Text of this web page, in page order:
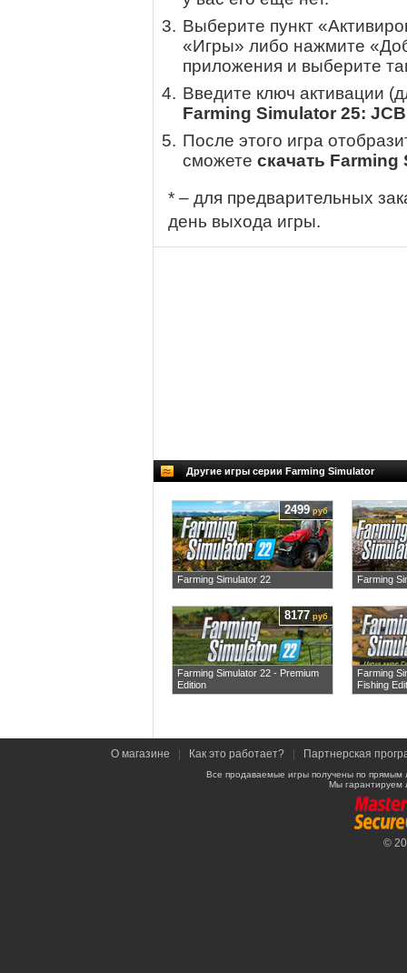
Выберите пункт
«Игры» либо нажмите
приложения и выберите
Введите ключ активации
Farming Simulator 25:
После этого игра
сможете скачать Farming
* – для предварительных
день выхода игры.
Другие игры серии Farming Simulator
Farming Simulator 22
2499руб
Farming
Farming Simulator 22 - Premium
Edition
8177 руб
Farming
Fishing
О магазине Как это работает? Партнерская
Все продаваемые игры получены по
Мы гарантируем
©